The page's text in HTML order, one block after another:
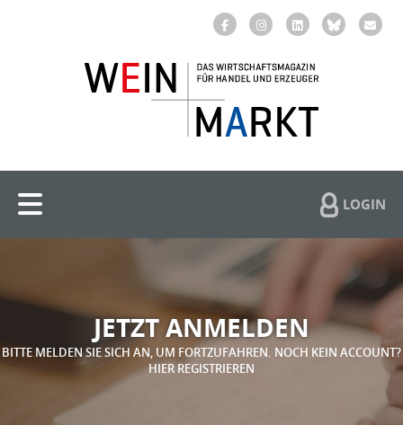
LOGIN
JETZT ANMELDEN
BITTE MELDEN SIE SICH AN, UM FORTZUFAHREN. NOCH KEIN ACCOUNT?
HIER REGISTRIEREN